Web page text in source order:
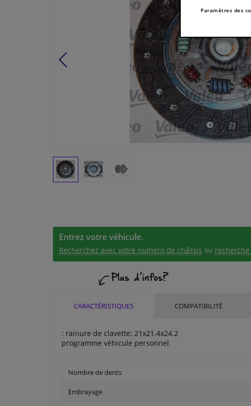
Entrez votre véhicule.
Recherchez avec votre numéro de châssis ou
CARACTÉRISTIQUES COMPATIBILITÉ
: rainure de clavette: 21x21.4x24.2
programme véhicule personnel
Nombre de dents
Embrayage
Paramètres des